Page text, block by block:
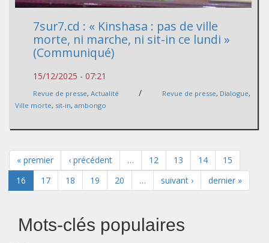
7sur7.cd : « Kinshasa : pas de ville
morte, ni marche, ni sit-in ce lundi »
(Communiqué)
15/12/2025 - 07:21
Revue de presse, Actualité / Revue de presse, Dialogue,
Ville morte, sit-in, ambongo
« premier ‹ précédent … 12 13 14
15
16
17 18 19 20 … suivant › dernier »
Mots-clés populaires